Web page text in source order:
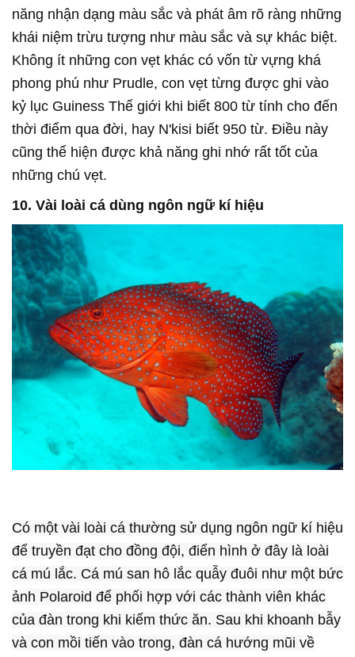
năng nhận dạng màu sắc và phát âm rõ ràng những
khái niệm trừu tượng như màu sắc và sự khác biệt.
Không ít những con vẹt khác có vốn từ vựng khá
phong phú như Prudle, con vẹt từng được ghi vào
kỷ lục Guiness Thế giới khi biết 800 từ tính cho đến
thời điểm qua đời, hay N'kisi biết 950 từ. Điều này
cũng thể hiện được khả năng ghi nhớ rất tốt của
những chú vẹt.
10. Vài loài cá dùng ngôn ngữ kí hiệu
Có một vài loài cá thường sử dụng ngôn ngữ kí hiệu
để truyền đạt cho đồng đội, điển hình ở đây là loài
cá mú lắc. Cá mú san hô lắc quẫy đuôi như một bức
ảnh Polaroid để phối hợp với các thành viên khác
của đàn trong khi kiếm thức ăn. Sau khi khoanh bẫy
và con mồi tiến vào trong, đàn cá hướng mũi về